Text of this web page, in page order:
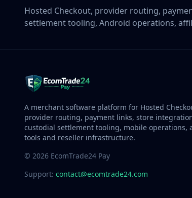
Hosted Checkout, provider routing,
settlement tooling, Android operations,
A merchant software platform for Hosted
provider routing, payment links, store
custodial settlement tooling, mobile operations,
tools and reseller infrastructure.
© 2026 EcomTrade24 Pay
Support: contact@ecomtrade24.com